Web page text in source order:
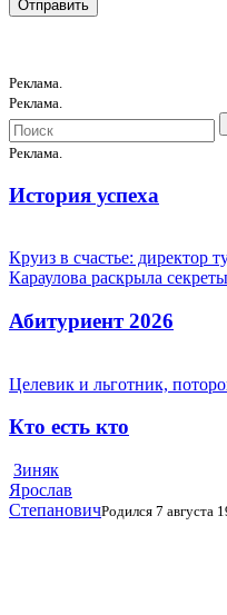
Реклама.
Реклама.
Реклама.
История успеха
Круиз в счастье: директор
Караулова раскрыла
Абитуриент 2026
Целевик и льготник,
Кто есть кто
Зиняк
Ярослав
СтепановичРодился 7 августа